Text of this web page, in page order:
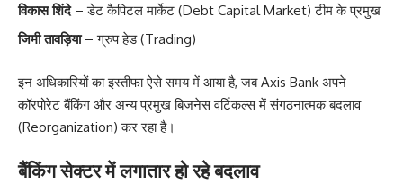
विकास शिंदे– डेट कैपिटल मार्केट (Debt Capital Market) टीम के प्रमुख
जिमी तावड़िया– ग्रुप हेड (Trading)
इन अधिकारियों का इस्तीफा ऐसे समय में आया है, जब Axis Bank अपने
कॉरपोरेट बैंकिंग और अन्य प्रमुख बिजनेस वर्टिकल्स में संगठनात्मक बदलाव
(Reorganization) कर रहा है।
बैंकिंग सेक्टर में लगातार हो रहे बदलाव